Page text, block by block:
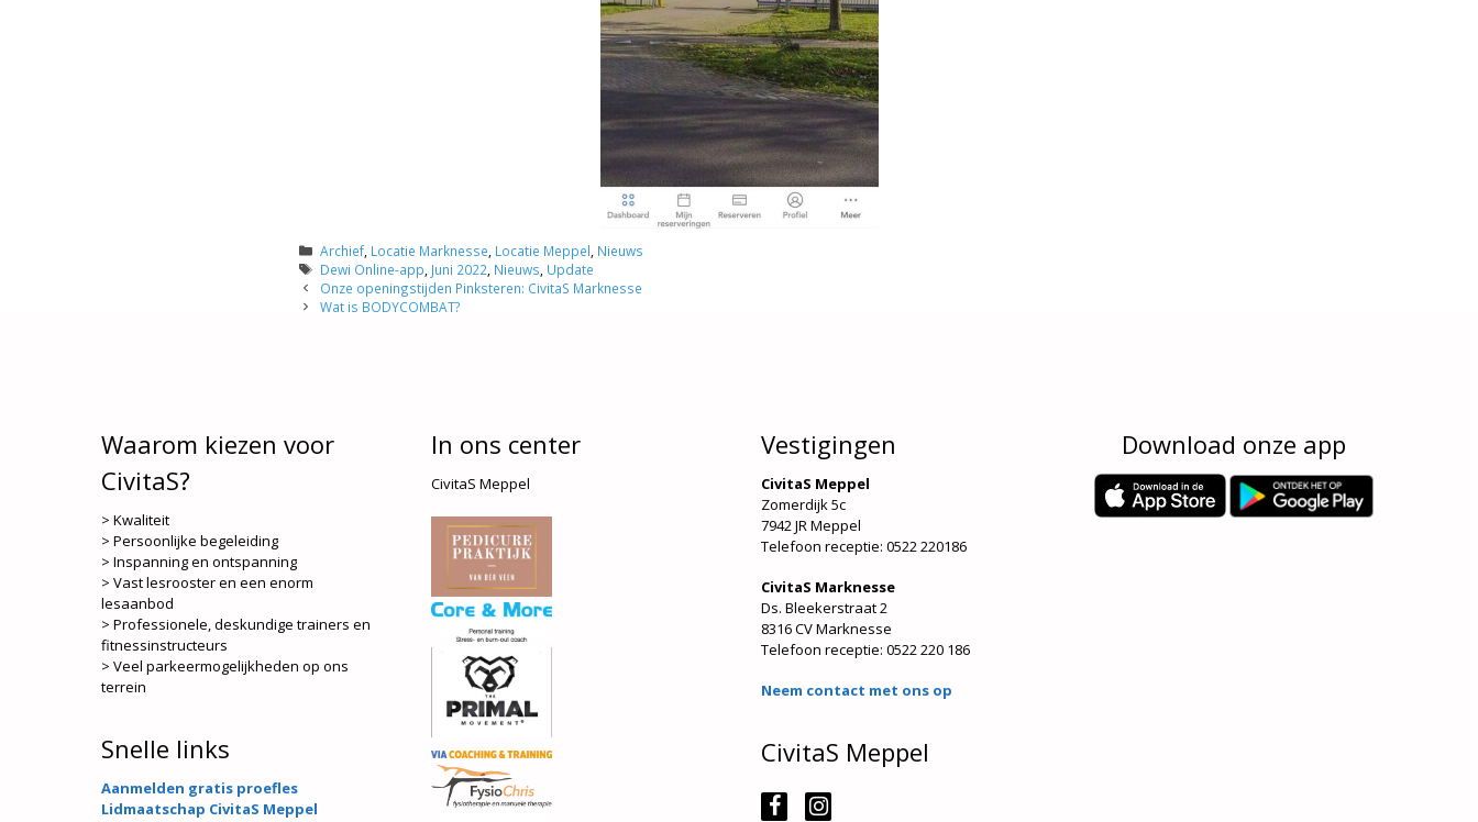
Categorieën
Archief, Locatie Marknesse Locatie Meppel Nieuws
Tags
Dewi Online-app Juni 2022 Nieuws Update
Onze openingstijden Pinksteren: CivitaS Marknesse
Wat is BODYCOMBAT?
Waarom kiezen voor
CivitaS?
> Kwaliteit
> Persoonlijke begeleiding
> Inspanning en ontspanning
> Vast lesrooster en een enorm
lesaanbod
> Professionele, deskundige trainers en
fitnessinstructeurs
> Veel parkeermogelijkheden op ons
terrein
Snelle links
Aanmelden gratis proefles
Lidmaatschap CivitaS Meppel
In ons center
CivitaS Meppel
Vestigingen
CivitaS Meppel
Zomerdijk 5c
7942 JR Meppel
Telefoon receptie: 0522 220186
CivitaS Marknesse
Ds. Bleekerstraat 2
8316 CV Marknesse
Telefoon receptie: 0522 220 186
Neem contact met ons op
CivitaS Meppel
Download onze app